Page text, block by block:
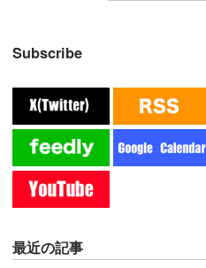
Subscribe
最近の記事